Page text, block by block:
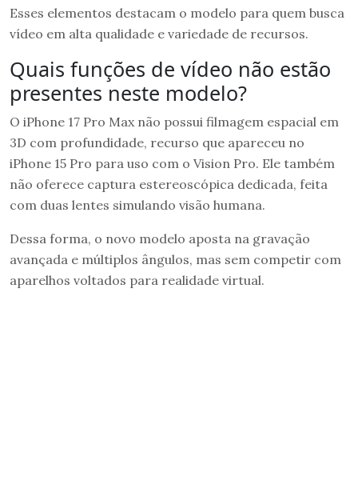
Esses elementos destacam o modelo para quem busca
vídeo em alta qualidade e variedade de recursos.
Quais funções de vídeo não estão
presentes neste modelo?
O iPhone 17 Pro Max não possui filmagem espacial em
3D com profundidade, recurso que apareceu no
iPhone 15 Pro para uso com o Vision Pro. Ele também
não oferece captura estereoscópica dedicada, feita
com duas lentes simulando visão humana.
Dessa forma, o novo modelo aposta na gravação
avançada e múltiplos ângulos, mas sem competir com
aparelhos voltados para realidade virtual.